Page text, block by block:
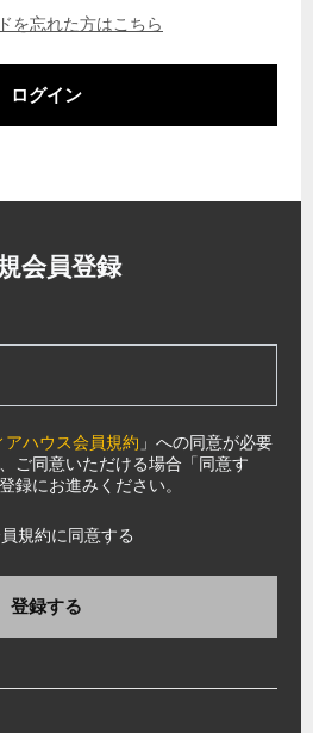
を忘れた方はこちら
ログイン
会員登録
アハウス会員規約 」への同意が必要
ご同意いただける場合「同意す
録にお進みください。
規約に同意する
登録する